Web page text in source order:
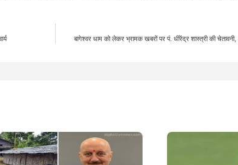
बागेश्वर धाम को लेकर भ्रामक खबरों पर पं. धीरेंद्र शास्त्री की